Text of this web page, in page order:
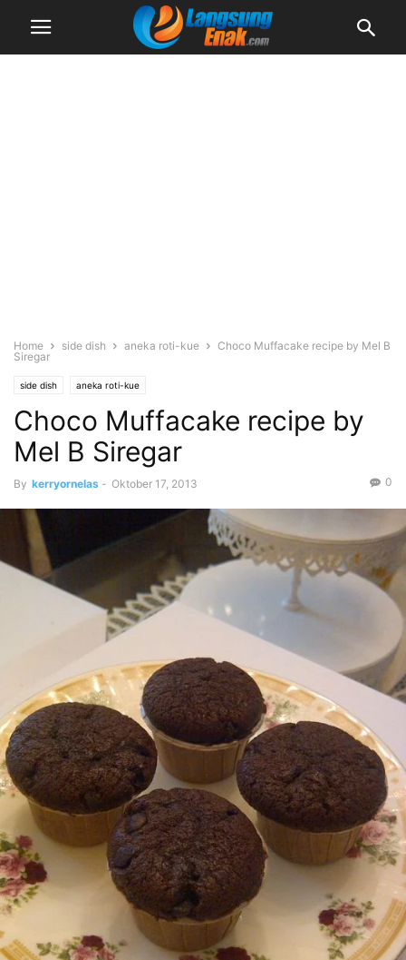
Home side dish aneka roti-kue
Choco Muffacake recipe by Mel B
Siregar
side dish aneka roti-kue
Choco Muffacake recipe by
Mel B Siregar
By kerryornelas - Oktober 17, 2013 0